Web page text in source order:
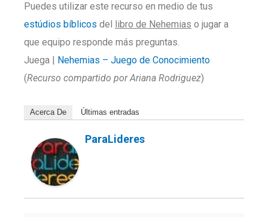
Puedes utilizar este recurso en medio de tus
estúdios bíblicos del libro de Nehemias o jugar a
que equipo responde más preguntas.
Juega | Nehemias – Juego de Conocimiento
(Recurso compartido por Ariana Rodriguez)
Acerca De Últimas entradas
ParaLideres